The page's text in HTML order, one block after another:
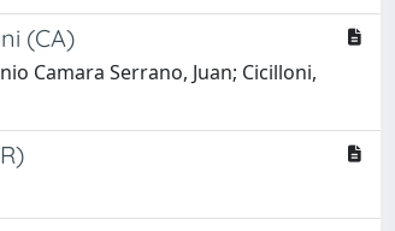
(CA)
Camara Serrano, Juan; Cicilloni,